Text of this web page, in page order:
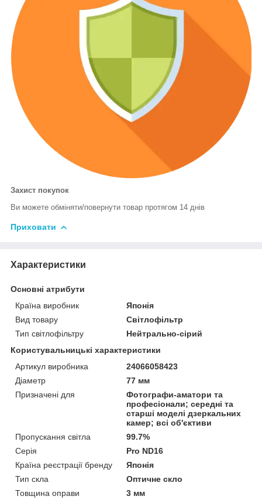
Захист покупок
Ви можете обміняти/повернути товар протягом 14 днів
Приховати
Характеристики
Основні атрибути
Країна виробник
Японія
Вид товару
Світлофільтр
Тип світлофільтру
Нейтрально-сірий
Користувальницькі характеристики
Артикул виробника
24066058423
Діаметр
77 мм
Призначені для
Фотографи-аматори та
професіонали; середні та
старші моделі дзеркальних
камер; всі об'єктиви
Пропускання світла
99.7%
Серія
Pro ND16
Країна реєстрації бренду
Японія
Тип скла
Оптичне скло
Товщина оправи
3 мм